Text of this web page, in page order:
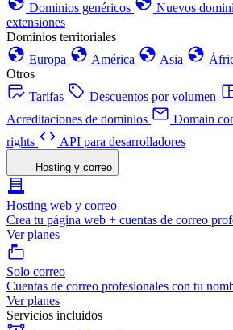
Dominios genéricos
Nuevos
extensiones
Dominios territoriales
Europa
América Asia
Otros
Tarifas
Descuentos por volumen
Acreditaciones de dominios
Domain
rights
API para desarrolladores
Hosting y correo
Hosting web y correo
Crea tu página web + cuentas de correo
Ver planes
Solo correo
Cuentas de correo profesionales con tu
Ver planes
Servicios incluidos